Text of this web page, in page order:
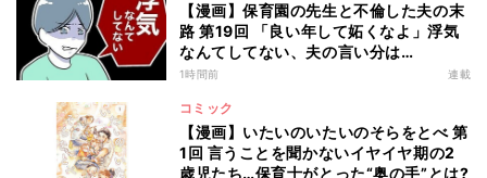
【漫画】保育園の先生と不倫した夫の末
路 第19回 「良い年して妬くなよ」浮気
なんてしてない、夫の言い分は…
1時間前 連載
コミック
【漫画】いたいのいたいのそらをとべ 第
1回 言うことを聞かないイヤイヤ期の2
歳児たち…保育士がとった“奥の手”とは?